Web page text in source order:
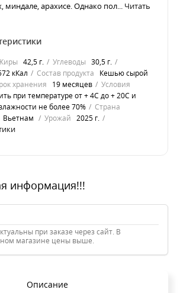
миндале, арахисе. Однако пол... Читать
42,5 г. Углеводы 30,5 г.
кКал Состав продукта
Кешью сырой
хранения 19 месяцев
Условия
при температуре от + 4С до + 20С и
не более 70%
Страна
Вьетнам Урожай 2025 г.
информация!!!
при заказе через сайт. В
магазине цены выше.
Описание